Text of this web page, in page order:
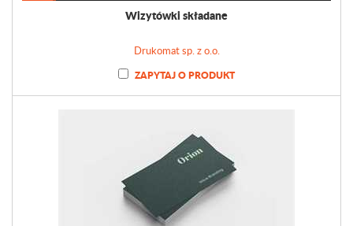
Wizytówki składane
Drukomat sp. z o.o.
ZAPYTAJ O PRODUKT